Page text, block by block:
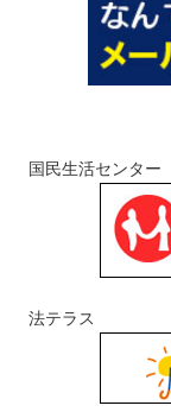
国民生活センター
法テラス